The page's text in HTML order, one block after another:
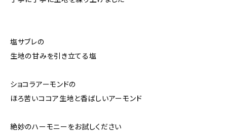
塩サブレの
生地の甘みを引き立てる塩
ショコラアーモンドの
ほろ苦いココア生地と香ばしいアーモンド
絶妙のハーモニーをお試しください